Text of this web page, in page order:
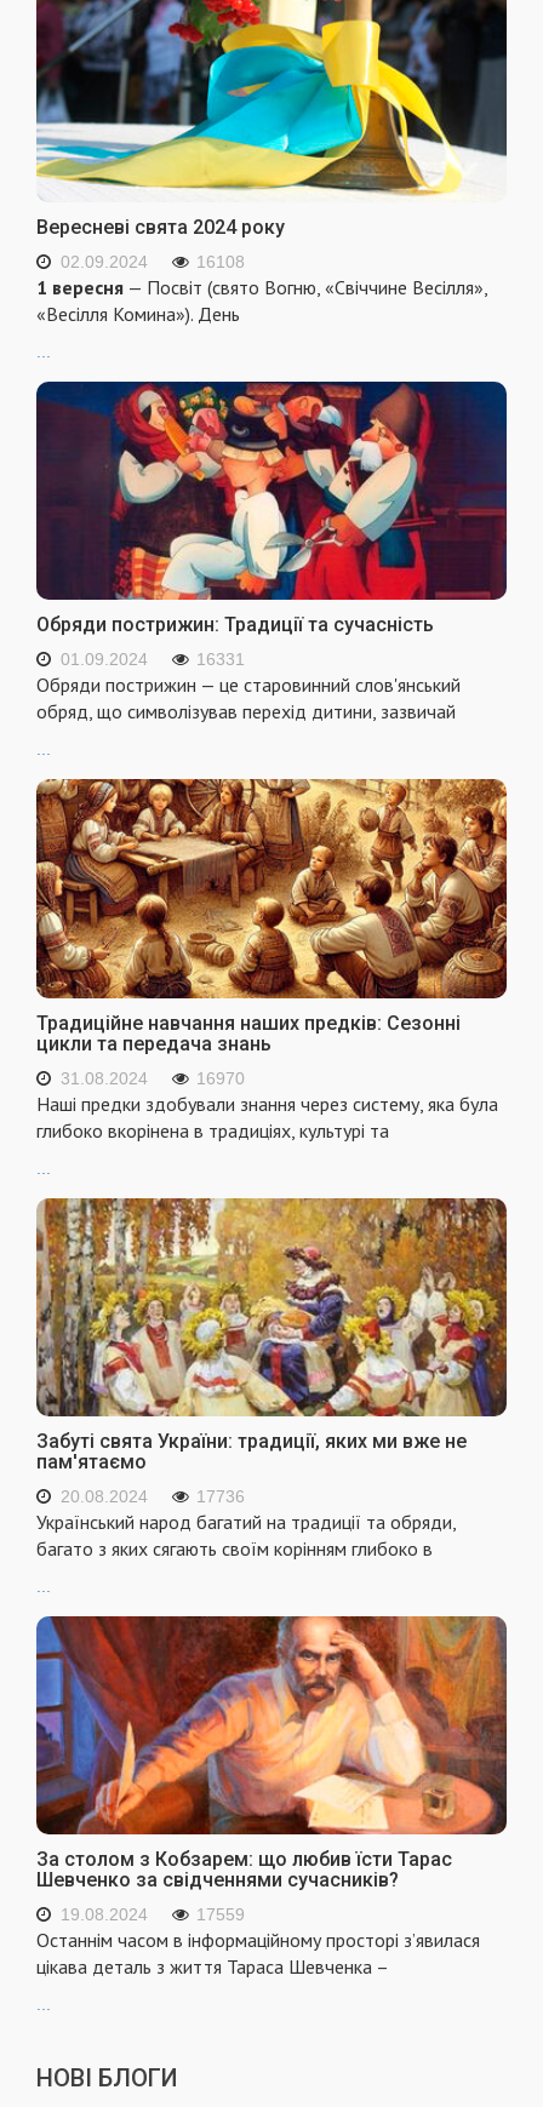
Вересневі свята 2024 року
02.09.2024 16108
1 вересня — Посвіт (свято Вогню, «Свіччине Весілля»,
«Весілля Комина»). День
Обряди пострижин: Традиції та сучасність
01.09.2024 16331
Обряди пострижин — це старовинний слов'янський
обряд, що символізував перехід дитини, зазвичай
...
Традиційне навчання наших предків: Сезонні
цикли та передача знань
31.08.2024 16970
Наші предки здобували знання через систему, яка була
глибоко вкорінена в традиціях, культурі та
Забуті свята України: традиції, яких ми вже не
пам'ятаємо
20.08.2024 17736
Український народ багатий на традиції та обряди,
багато з яких сягають своїм корінням глибоко в
За столом з Кобзарем: що любив їсти Тарас
Шевченко за свідченнями сучасників?
19.08.2024 17559
Останнім часом в інформаційному просторі з’явилася
цікава деталь з життя Тараса Шевченка –
...
НОВІ БЛОГИ